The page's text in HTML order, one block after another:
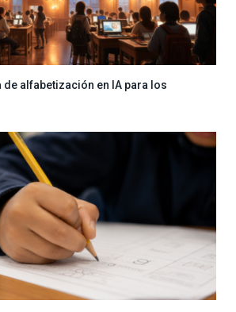
de alfabetización en IA para los